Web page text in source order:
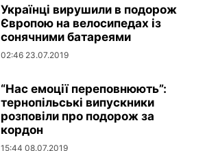
Українці вирушили в подорож
Європою на велосипедах із
сонячними батареями
02:46 23.07.2019
“Нас емоції переповнюють”:
тернопільські випускники
розповіли про подорож за
кордон
15:44 08.07.2019